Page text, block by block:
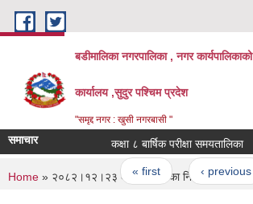
Skip to main content
बडीमालिका नगरपालिका , नगर कार्यपालिकाको
कार्यालय ,सुदुर पश्चिम प्रदेश
"समृद्द नगर : खुसी नगरबासी "
समाचार कक्षा ८ बार्षिक परीक्षा समयतालिका
Pages
« first ‹ previous
You are here
Home » २०८२।१२।२३ को कार्यपालिका निर्णय